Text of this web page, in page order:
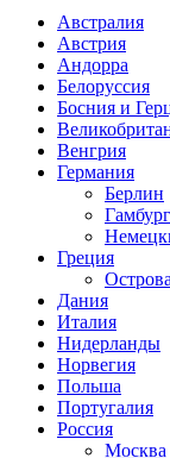
Австралия
Австрия
Андорра
Белоруссия
Босния и
Венгрия
Германия
Берлин
Гамбург
Греция
Острова
Дания
Италия
Нидерланды
Норвегия
Польша
Португалия
Россия
Москва